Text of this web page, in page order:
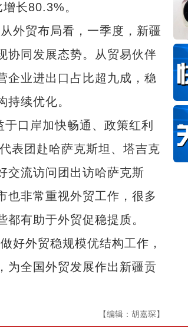
长80.3%。
外贸布局看，一季度，新疆
协同发展态势。从贸易伙伴
企业进出口占比超九成，稳
续优化。
口岸加快畅通、政策红利
表团赴哈萨克斯坦、塔吉克
交流访问团出访哈萨克斯
也非常重视外贸工作，很多
有助于外贸促稳提质。
外贸稳规模优结构工作，
为全国外贸发展作出新疆贡
【编辑：胡嘉琛】